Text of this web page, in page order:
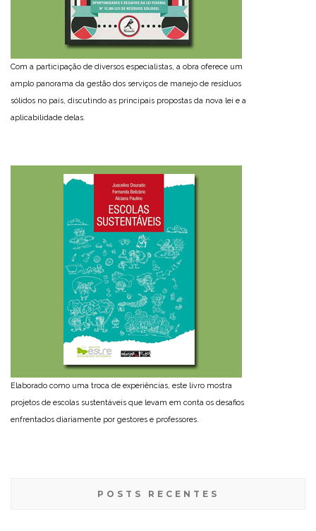
Com a participação de diversos especialistas, a obra oferece um
amplo panorama da gestão dos serviços de manejo de resíduos
sólidos no país, discutindo as principais propostas da nova lei e a
aplicabilidade delas.
Elaborado como uma troca de experiências, este livro mostra
projetos de escolas sustentáveis que levam em conta os desafios
enfrentados diariamente por gestores e professores.
POSTS RECENTES